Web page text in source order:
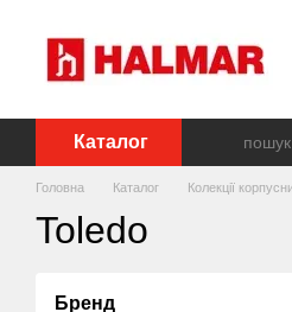
Каталог
Головна Каталог Колекції
Toledo
Бренд